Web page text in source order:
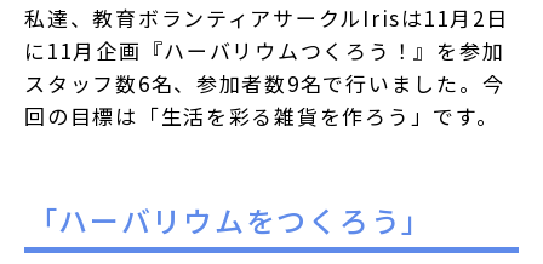
私達、教育ボランティアサークルIrisは11月2日
に11月企画『ハーバリウムつくろう！』を参加
スタッフ数6名、参加者数9名で行いました。今
回の目標は「生活を彩る雑貨を作ろう」です。
「ハーバリウムをつくろう」